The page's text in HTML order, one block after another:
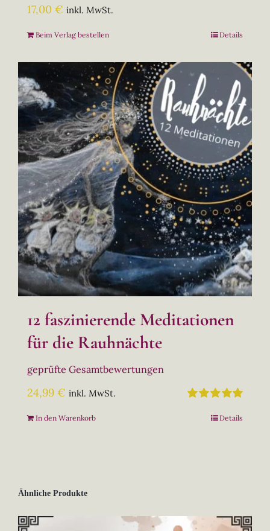
17,00 € inkl. MwSt.
Beim Verlag bestellen Details
12 faszinierende Meditationen
für die Rauhnächte
5.00von
geprüfte Gesamtbewertungen
24,99 € inkl. MwSt.
In den Warenkorb Details
Ähnliche Produkte